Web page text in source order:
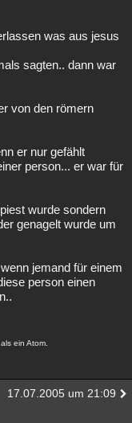
was aus jesus
sagten.. dann war
von den römern
er nur gefählt
person... er war für
wurde sondern
genagelt wurde um
jemand für einem
person einen
ein Atom.
17.07.2005 um 21:09